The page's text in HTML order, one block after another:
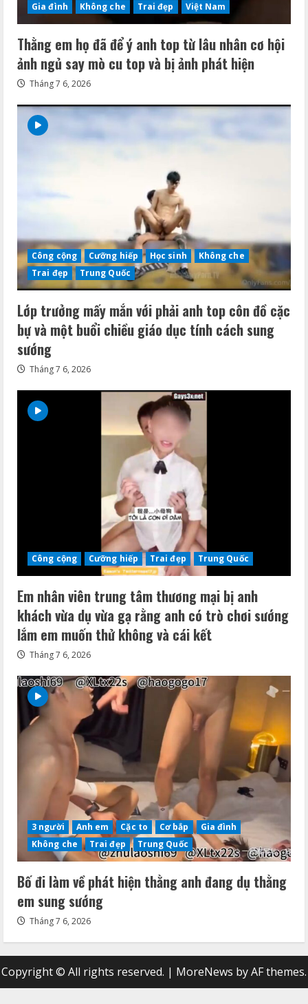
Gia đình Không che Trai đẹp Việt Nam
Thằng em họ đã để ý anh top từ lâu nhân cơ hội
ảnh ngủ say mò cu top và bị ảnh phát hiện
Tháng 7 6, 2026
Công cộng Cưỡng hiếp Học sinh
Không che
Trai đẹp
Trung Quốc
Lớp trưởng mấy mắn với phải anh top côn đồ cặc
bự và một buổi chiều giáo dục tính cách sung
sướng
Tháng 7 6, 2026
Công cộng Cưỡng hiếp Trai đẹp Trung Quốc
Em nhân viên trung tâm thương mại bị anh
khách vừa dụ vừa gạ rằng anh có trò chơi sướng
lắm em muốn thử không và cái kết
Tháng 7 6, 2026
3 người Anh em Cặc to Cơ bắp
Gia đình
Không che
Trai đẹp Trung Quốc
Bố đi làm về phát hiện thằng anh đang dụ thằng
em sung sướng
Tháng 7 6, 2026
Copyright © All rights reserved. | MoreNews by AF themes.